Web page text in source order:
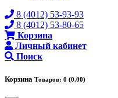
8 (4012) 53-93-93
8 (4012) 53-80-65
Корзина
Личный кабинет
Поиск
Корзина Товаров: 0 (0.00)